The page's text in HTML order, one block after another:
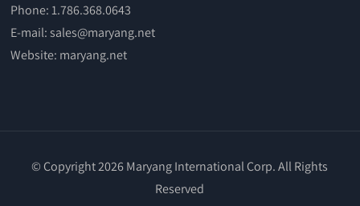
Phone: 1.786.368.0643
E-mail: sales@maryang.net
Website: maryang.net
© Copyright 2026 Maryang International Corp. All Rights
Reserved